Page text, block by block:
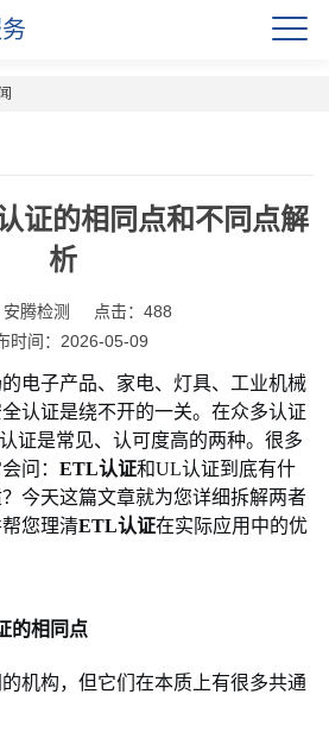
证的相同点和不同点解
析
腾检测
点击：488
时间：2026-05-09
电子产品、家电、灯具、工业机械
认证是绕不开的一关。在众多认证
证是常见、认可度高的两种。很多
问：ETL认证和UL认证到底有什
今天这篇文章就为您详细拆解两者
您理清ETL认证在实际应用中的优
的相同点
机构，但它们在本质上有很多共通